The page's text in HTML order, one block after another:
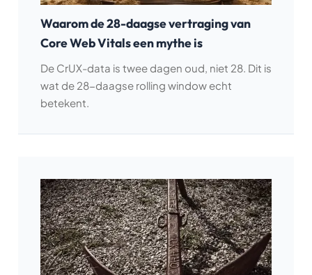
Waarom de 28-daagse vertraging van
Core Web Vitals een mythe is
De CrUX-data is twee dagen oud, niet 28. Dit is
wat de 28-daagse rolling window echt
betekent.